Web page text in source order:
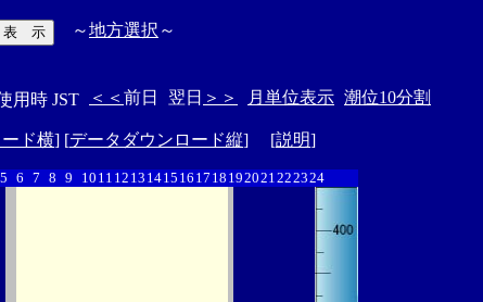
～地方選択 ～
用時 JST ＜＜ 前日 翌日 ＞＞ 月単位表示 潮位10分割
ド横] [データダウンロード縦] [説明]
5 6 7 8 9 10 11 12 13 1415 16 17 18 192021222324